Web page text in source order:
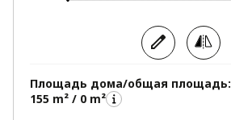
Площадь дома/общая площадь:
155 m² / 0 m²